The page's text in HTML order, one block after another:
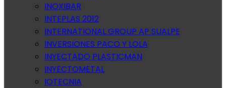
INOXIBAR
INTEPLAS 2012
INTERNATIONAL GROUP AP SUALPE
INVERSIONES PACO Y LOLA
INYECTADO PLASTICMAN
INYECTOMETAL
IOTECNIA